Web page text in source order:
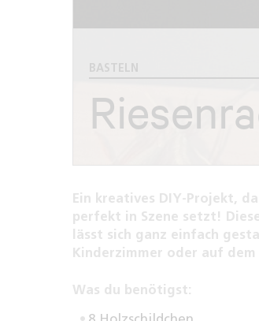
BASTELN
Ein kreatives DIY-Projekt,
perfekt in Szene setzt!
lässt sich ganz einfach
Kinderzimmer oder auf dem
Was du benötigst: